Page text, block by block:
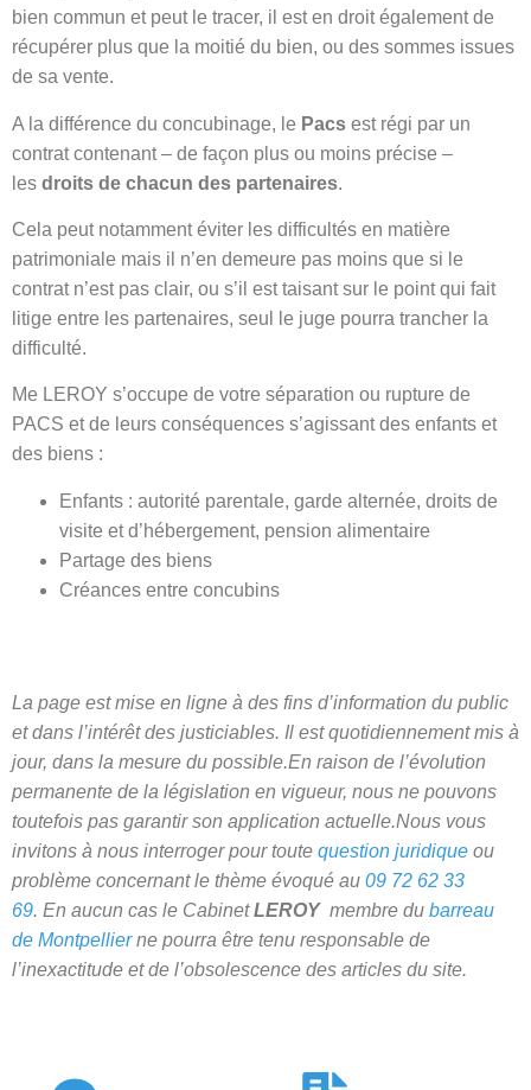
bien commun et peut le tracer, il est en droit également de
récupérer plus que la moitié du bien, ou des sommes issues
de sa vente.
A la différence du concubinage, le Pacs est régi par un
contrat contenant – de façon plus ou moins précise –
les droits de chacun des partenaires.
Cela peut notamment éviter les difficultés en matière
patrimoniale mais il n’en demeure pas moins que si le
contrat n’est pas clair, ou s’il est taisant sur le point qui fait
litige entre les partenaires, seul le juge pourra trancher la
difficulté.
Me LEROY s’occupe de votre séparation ou rupture de
PACS et de leurs conséquences s’agissant des enfants et
des biens :
Enfants : autorité parentale, garde alternée, droits de
visite et d’hébergement, pension alimentaire
Partage des biens
Créances entre concubins
La page est mise en ligne à des fins d’information du public
et dans l’intérêt des justiciables. Il est quotidiennement mis à
jour, dans la mesure du possible.En raison de l’évolution
permanente de la législation en vigueur, nous ne pouvons
toutefois pas garantir son application actuelle.Nous vous
invitons à nous interroger pour toute question juridique ou
problème concernant le thème évoqué au 09 72 62 33
69. En aucun cas le CabinetLEROY membre du barreau
de Montpellierne pourra être tenu responsable de
l’inexactitude et de l’obsolescence des articles du site.